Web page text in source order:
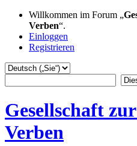
Willkommen im Forum „
Verben“.
Einloggen
Registrieren
Gesellschaft
Verben